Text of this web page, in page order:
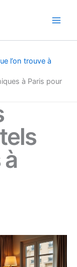
l’on trouve à
à Paris pour